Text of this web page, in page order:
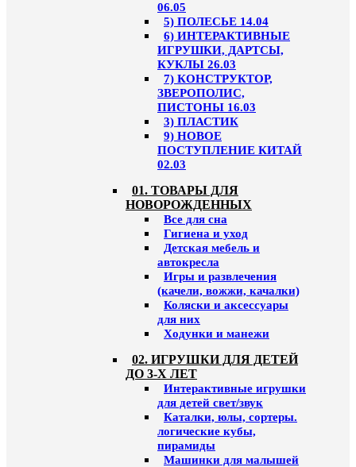
06.05
5) ПОЛЕСЬЕ 14.04
6) ИНТЕРАКТИВНЫЕ
ИГРУШКИ, ДАРТСЫ,
КУКЛЫ 26.03
7) КОНСТРУКТОР,
ЗВЕРОПОЛИС,
ПИСТОНЫ 16.03
3) ПЛАСТИК
9) НОВОЕ
ПОСТУПЛЕНИЕ КИТАЙ
02.03
01. ТОВАРЫ ДЛЯ
НОВОРОЖДЕННЫХ
Все для сна
Гигиена и уход
Детская мебель и
автокресла
Игры и развлечения
(качели, вожжи, качалки)
Коляски и аксессуары
для них
Ходунки и манежи
02. ИГРУШКИ ДЛЯ ДЕТЕЙ
ДО 3-Х ЛЕТ
Интерактивные игрушки
для детей свет/звук
Каталки, юлы, сортеры.
логические кубы,
пирамиды
Машинки для малышей